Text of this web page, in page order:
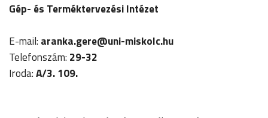
Gép- és Terméktervezési Intézet
E-mail: aranka.gere@uni-miskolc.hu
Telefonszám: 29-32
Iroda:A/3. 109.